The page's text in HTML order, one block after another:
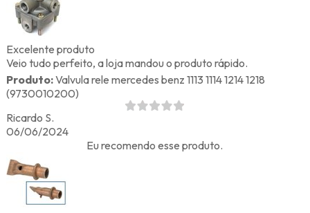
Excelente produto
Veio tudo perfeito, a loja mandou o produto rápido.
Produto:Valvula rele mercedes benz 1113 1114 1214 1218
(9730010200)
Ricardo S.
06/06/2024
Eu recomendo esse produto.